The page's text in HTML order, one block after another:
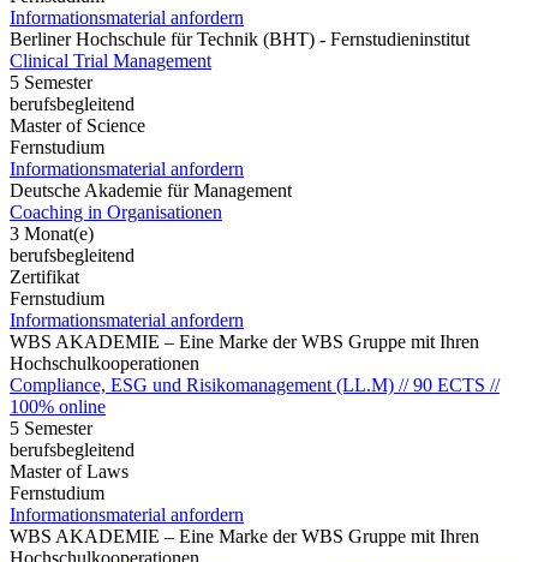
Informationsmaterial anfordern
Berliner Hochschule für Technik (BHT) - Fernstudieninstitut
Clinical Trial Management
5 Semester
berufsbegleitend
Master of Science
Fernstudium
Informationsmaterial anfordern
Deutsche Akademie für Management
Coaching in Organisationen
3 Monat(e)
berufsbegleitend
Zertifikat
Fernstudium
Informationsmaterial anfordern
WBS AKADEMIE – Eine Marke der WBS Gruppe mit Ihren
Hochschulkooperationen
Compliance, ESG und Risikomanagement (LL.M) // 90 ECTS //
100% online
5 Semester
berufsbegleitend
Master of Laws
Fernstudium
Informationsmaterial anfordern
WBS AKADEMIE – Eine Marke der WBS Gruppe mit Ihren
Hochschulkooperationen